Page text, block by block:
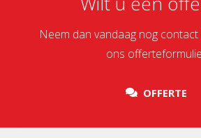
Neem dan vandaag nog
ons
OFFERTE